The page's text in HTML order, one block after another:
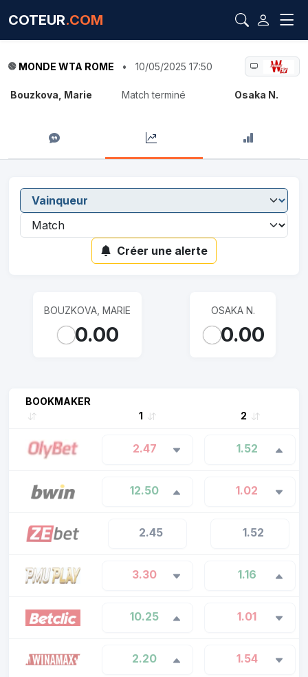
COTEUR.COM
MONDE WTA ROME • 10/05/2025 17:50
Bouzkova, Marie Match terminé Osaka N.
Créer une alerte
BOUZKOVA, MARIE
0.00
OSAKA N.
0.00
BOOKMAKER
1
2
2.47 1.52
12.50 1.02
2.45 1.52
3.30 1.16
10.25 1.01
2.20 1.54